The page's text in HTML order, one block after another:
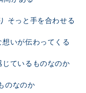
そっと手を合わせる
いが伝わってくる
ているものなのか
のなのか